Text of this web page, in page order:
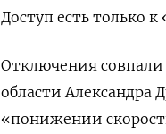
Доступ есть только
Отключения
области Александра
«понижении